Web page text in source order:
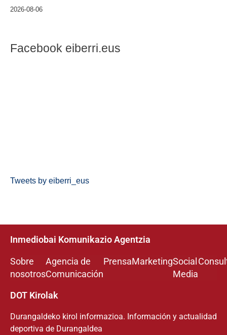
2026-08-06
Facebook eiberri.eus
Tweets by eiberri_eus
Inmediobai Komunikazio Agentzia
Sobre
nosotros
Agencia de
Comunicación
PrensaMarketingSocial
Media
DOT Kirolak
Durangaldeko kirol informazioa. Información y actualidad
deportiva de Durangaldea